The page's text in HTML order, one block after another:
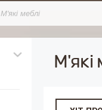
М'які меблі
М'які